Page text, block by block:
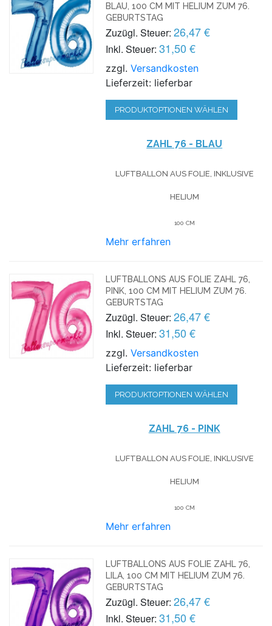
BLAU, 100 CM MIT HELIUM ZUM 76.
GEBURTSTAG
Zuzügl. Steuer: 26,47 €
Inkl. Steuer: 31,50 €
zzgl.Versandkosten
Lieferzeit: lieferbar
PRODUKTOPTIONEN WÄHLEN
ZAHL 76 - BLAU
LUFTBALLON AUS FOLIE, INKLUSIVE
HELIUM
100 CM
Mehr erfahren
LUFTBALLONS AUS FOLIE ZAHL 76,
PINK, 100 CM MIT HELIUM ZUM 76.
GEBURTSTAG
Zuzügl. Steuer: 26,47 €
Inkl. Steuer: 31,50 €
zzgl.Versandkosten
Lieferzeit: lieferbar
PRODUKTOPTIONEN WÄHLEN
ZAHL 76 - PINK
LUFTBALLON AUS FOLIE, INKLUSIVE
HELIUM
100 CM
Mehr erfahren
LUFTBALLONS AUS FOLIE ZAHL 76,
LILA, 100 CM MIT HELIUM ZUM 76.
GEBURTSTAG
Zuzügl. Steuer: 26,47 €
Inkl. Steuer: 31,50 €